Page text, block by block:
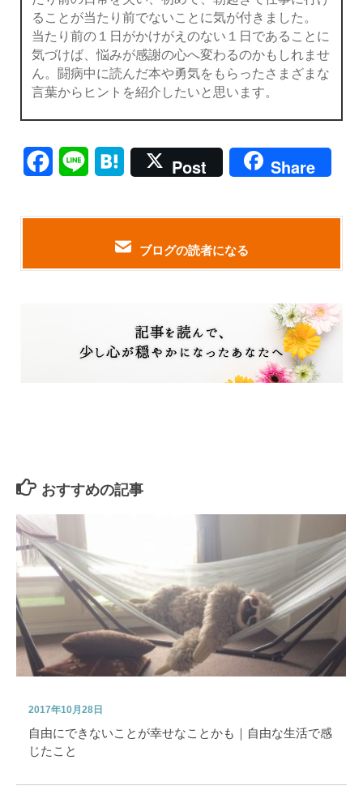
ることが当たり前でないことに気が付きました。
当たり前の１日がかけがえのない１日であることに
気づけば、悩みが感謝の心へ変わるのかもしれませ
ん。闘病中に読んだ本や勇気をもらったさまざまな
言葉からヒントを紹介したいと思います。
Facebook
Line Hatena
Post Share
ブログの読者になる
おすすめの記事
2017年10月28日
自由にできないことが幸せなことかも｜自由な生活で感
じたこと